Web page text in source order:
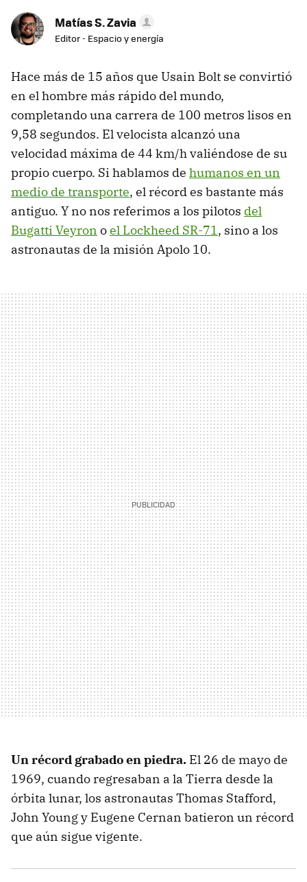
Matías S. Zavia
Editor - Espacio y energía
Hace más de 15 años que Usain Bolt se convirtió
en el hombre más rápido del mundo,
completando una carrera de 100 metros lisos en
9,58 segundos. El velocista alcanzó una
velocidad máxima de 44 km/h valiéndose de su
propio cuerpo. Si hablamos de humanos en un
medio de transporte, el récord es bastante más
antiguo. Y no nos referimos a los pilotos del
Bugatti Veyron oel Lockheed SR-71, sino a los
astronautas de la misión Apolo 10.
Un récord grabado en piedra. El 26 de mayo de
1969, cuando regresaban a la Tierra desde la
órbita lunar, los astronautas Thomas Stafford,
John Young y Eugene Cernan batieron un récord
que aún sigue vigente.